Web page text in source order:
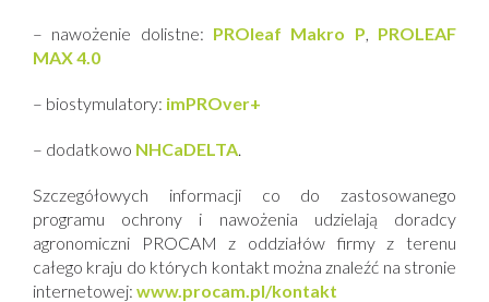
– nawożenie dolistne: PROleaf Makro P, PROLEAF
MAX 4.0
– biostymulatory: imPROver+
– dodatkowo NHCaDELTA.
Szczegółowych informacji co do zastosowanego
programu ochrony i nawożenia udzielają doradcy
agronomiczni PROCAM z oddziałów firmy z terenu
całego kraju do których kontakt można znaleźć na stronie
internetowej: www.procam.pl/kontakt